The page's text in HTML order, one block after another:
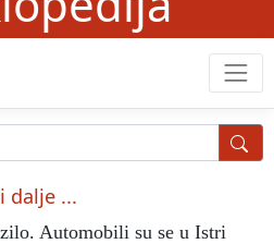
dalje ...
Automobili su se u Istri